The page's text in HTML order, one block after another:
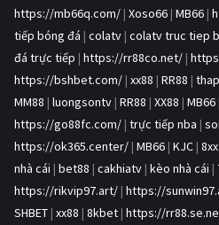
https://mb66q.com/ | Xoso66 | MB66 |
tiếp bóng đá | colatv | colatv truc tiep
đá trực tiếp | https://rr88co.net/ |
https://bshbet.com/ | xx88 | RR88 |
MM88 | luongsontv | RR88 | XX88 | MB66
https://go88fc.com/ | trực tiếp nba |
https://ok365.center/ | MB66 | KJC | 8xx
nhà cái | bet88 | cakhiatv | kèo nhà cái |
https://rikvip97.art/ | https://
SHBET | xx88 | 8kbet | https://